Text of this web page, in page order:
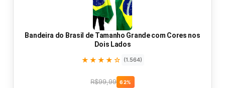
Bandeira do Brasil de Tamanho Grande com Cores nos
Dois Lados
★★★★☆ (1.564)
R$99,99 62%